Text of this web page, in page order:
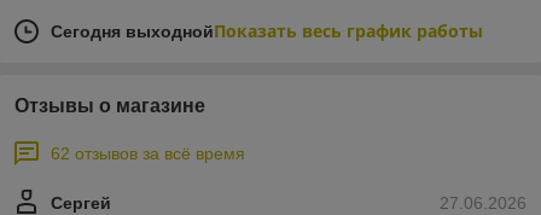
Сегодня выходнойПоказать весь график работы
Отзывы о магазине
62 отзывов за всё время
27.06.2026
Сергей